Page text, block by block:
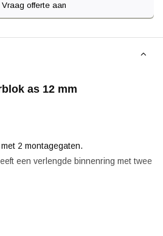
Vraag offerte aan
as 12 mm
2 montagegaten.
een verlengde binnenring met twee